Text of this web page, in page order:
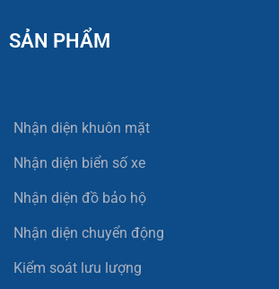
SẢN PHẨM
Nhận diện khuôn mặt
Nhận diện biển số xe
Nhận diện đồ bảo hộ
Nhận diện chuyển động
Kiểm soát lưu lượng